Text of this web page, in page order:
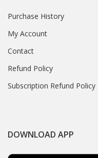
Purchase History
My Account
Contact
Refund Policy
Subscription Refund Policy
DOWNLOAD APP